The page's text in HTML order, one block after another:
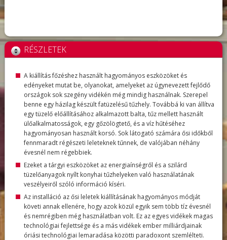
RÉSZLETEK
A kiállítás főzéshez használt hagyományos eszközöket és
edényeket mutat be, olyanokat, amelyeket az úgynevezett fejlődő
országok sok szegény vidékén még mindig használnak. Szerepel
benne egy házilag készült fatüzelésű tűzhely. Továbbá ki van állítva
egy tüzelő előállításához alkalmazott balta, tűz mellett használt
ülőalkalmatosságok, egy gőzölögtető, és a víz hűtéséhez
hagyományosan használt korsó. Sok látogató számára ősi időkből
fennmaradt régészeti leleteknek tűnnek, de valójában néhány
évesnél nem régebbiek.
Ezeket a tárgyi eszközöket az energiaínségről és a szilárd
tüzelőanyagok nyílt konyhai tűzhelyeken való használatának
veszélyeiről szóló információ kíséri.
Az installáció az ősi leletek kiállításának hagyományos módját
követi annak ellenére, hogy azok közül egyik sem több tíz évesnél
és nemrégiben még használatban volt. Ez az egyes vidékek magas
technológiai fejlettsége és a más vidékek ember milliárdjainak
óriási technológiai lemaradása közötti paradoxont szemlélteti.